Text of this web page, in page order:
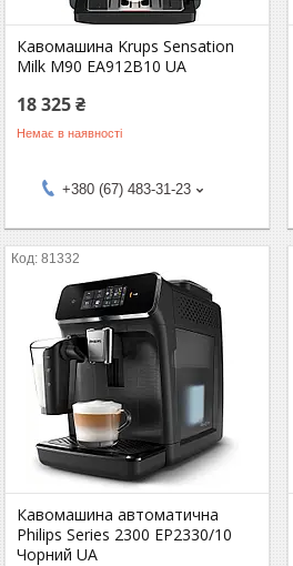
Кавомашина Krups Sensation
Milk M90 EA912B10 UA
18 325 ₴
Немає в наявності
+380 (67) 483-31-23
81332
Кавомашина автоматична
Philips Series 2300 EP2330/10
Чорний UA